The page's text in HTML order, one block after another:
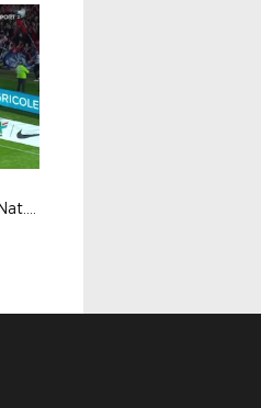
Coupe De France : Les Herbiers VF (Nat.) en finale !